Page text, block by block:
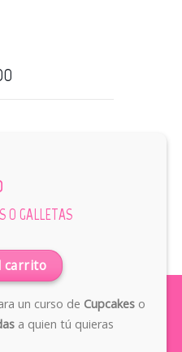
O GALLETAS
carrito
un curso de Cupcakeso
a quien tú quieras